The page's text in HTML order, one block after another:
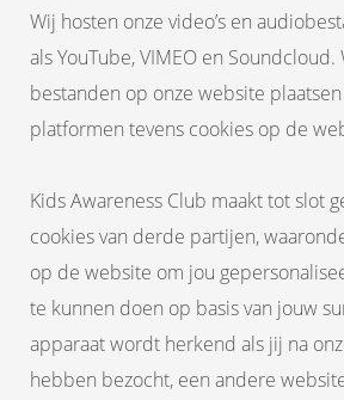
Wij hosten onze video’s en
als YouTube, VIMEO en
bestanden op onze website
platformen tevens cookies op de
Kids Awareness Club maakt tot slot
cookies van derde partijen,
op de website om jou
te kunnen doen op basis van jouw
apparaat wordt herkend als jij na
hebben bezocht, een andere